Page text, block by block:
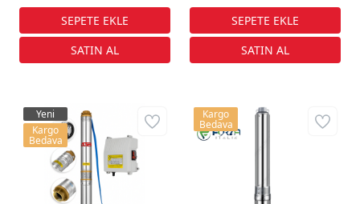
Yeni
Kargo
Bedava
Kargo
Bedava